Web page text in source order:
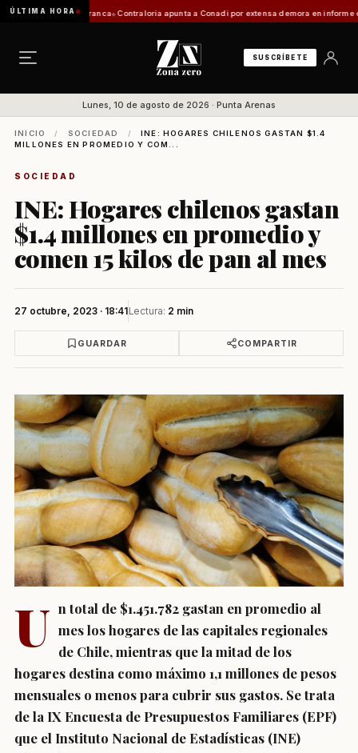
ÚLTIMA HORA
de Zona Franca Contraloría apunta a Conadi por extensa demora en informe
SUSCRÍBETE
Lunes, 10 de agosto de 2026 · Punta Arenas
INICIO / SOCIEDAD /
INE: HOGARES CHILENOS GASTAN $1.4
MILLONES EN PROMEDIO Y COM...
SOCIEDAD
INE: Hogares chilenos gastan
$1.4 millones en promedio y
comen 15 kilos de pan al mes
27 octubre, 2023 · 18:41Lectura: 2 min
GUARDAR COMPARTIR
U n total de $1.451.782 gastan en promedio al
mes los hogares de las capitales regionales
de Chile, mientras que la mitad de los
hogares destina como máximo 1,1 millones de pesos
mensuales o menos para cubrir sus gastos. Se trata
de la IX Encuesta de Presupuestos Familiares (EPF)
que el Instituto Nacional de Estadísticas (INE)